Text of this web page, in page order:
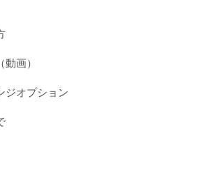
画）
ジオプション